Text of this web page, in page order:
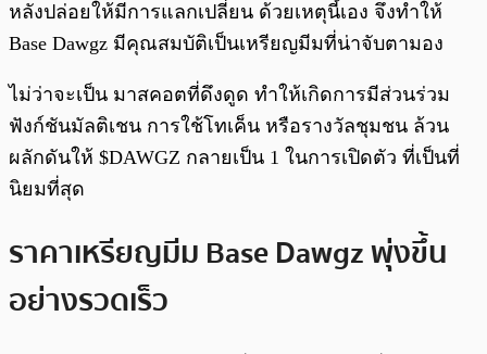
หลังปล่อยให้มีการแลกเปลี่ยน ด้วยเหตุนี้เอง จึงทำให้
Base Dawgz มีคุณสมบัติเป็นเหรียญมีมที่น่าจับตามอง
ไม่ว่าจะเป็น มาสคอตที่ดึงดูด ทำให้เกิดการมีส่วนร่วม
ฟังก์ชันมัลติเชน การใช้โทเค็น หรือรางวัลชุมชน ล้วน
ผลักดันให้ $DAWGZ กลายเป็น 1 ในการเปิดตัว ที่เป็นที่
นิยมที่สุด
ราคาเหรียญมีม Base Dawgz พุ่งขึ้น
อย่างรวดเร็ว